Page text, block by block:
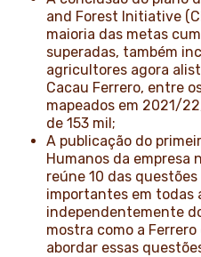
and Forest Initiative
maioria das metas
superadas, também
agricultores agora
Cacau Ferrero, entre
mapeados em 2021/
de 153 mil;
A publicação do
Humanos da empresa
reúne 10 das
importantes em todas
independentemente
mostra como a
abordar essas